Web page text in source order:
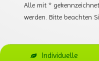
Alle mit *
werden. Bitte beachten
Individuelle